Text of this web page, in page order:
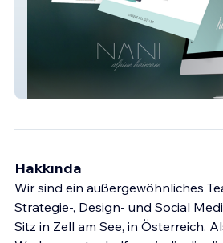
Hakkında
Wir sind ein außergewöhnliches
Strategie-, Design- und Social
Sitz in Zell am See, in Österreich.